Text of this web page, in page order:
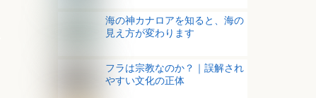
海の神カナロアを知ると、海の
見え方が変わります
フラは宗教なのか？｜誤解され
やすい文化の正体